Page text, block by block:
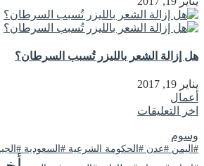
هل إزالة الشعر بالليزر تُسبب السرطان؟
يناير 19, 2017
أعمال
اخر التعليقات
وسوم
#اليمن #عدن #الحكومة الشرعية #السعودية